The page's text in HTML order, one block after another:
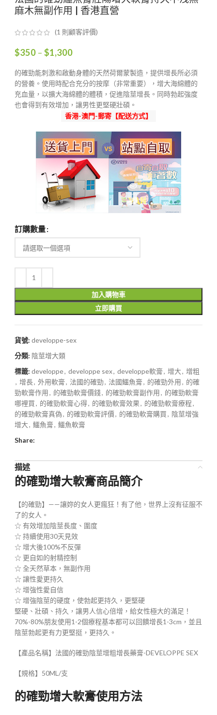
麻木無副作用 | 香港直營
(1 則顧客評價)
$350 – $1,300價
範
圍：
$350
到
$1,300
的確勁能刺激和啟動身體的天然荷爾蒙製造，提供增長所必須
的營養。使用時配合充分的按摩（非常重要），增大海綿體的
充血量，以擴大海綿體的體積，促進陰莖增長。同時勃起強度
也會得到有效增加，讓男性更堅硬壯碩。
香港-澳門-郵寄【配送方式】
訂購數量
加入購物車
立即購買
貨號: developpe-sex
分類: 陰莖增大類
標籤: developpe, developpe sex, developpe軟膏, 增大, 增粗
, 增長, 外用軟膏, 法國的確勁, 法國鱷魚膏, 的確勁外用, 的確
勁軟膏作用, 的確勁軟膏價錢, 的確勁軟膏副作用, 的確勁軟膏
哪裡買, 的確勁軟膏心得, 的確勁軟膏效果, 的確勁軟膏療程,
的確勁軟膏真偽, 的確勁軟膏評價, 的確勁軟膏購買, 陰莖增強
增大, 鱷魚膏, 鱷魚軟膏
Share:
描述
的確勁增大軟膏商品簡介
【的確勁】——讓妳的女人更瘋狂！有了他，世界上沒有征服不
了的女人。
☆ 有效增加陰莖長度、圍度
☆ 持續使用30天見效
☆ 增大後100%不反彈
☆ 更自如的射精控制
☆ 全天然草本，無副作用
☆ 讓性愛更持久
☆ 增強性愛自信
☆ 增強陰莖的硬度，使勃起更持久，更堅硬
堅硬、壯碩、持久，讓男人信心倍增，給女性極大的滿足！
70%-80%朋友使用1-2個療程基本都可以回饋增長1-3cm，並且
陰莖勃起更有力更堅挺，更持久。
【產品名稱】法國的確勁陰莖增粗增長藥膏-DEVELOPPE SEX
【規格】50ML/支
的確勁增大軟膏使用方法